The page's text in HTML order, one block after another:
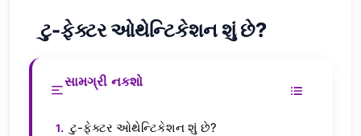
ટુ-ફેક્ટર ઓથેન્ટિકેશન શું છે?
સામગ્રી નકશો
ટુ-ફેક્ટર ઓથેન્ટિકેશન શું છે?